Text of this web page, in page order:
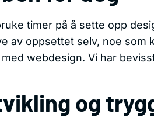
timer på å sette opp
av oppsettet selv, noe
webdesign. Vi har
og